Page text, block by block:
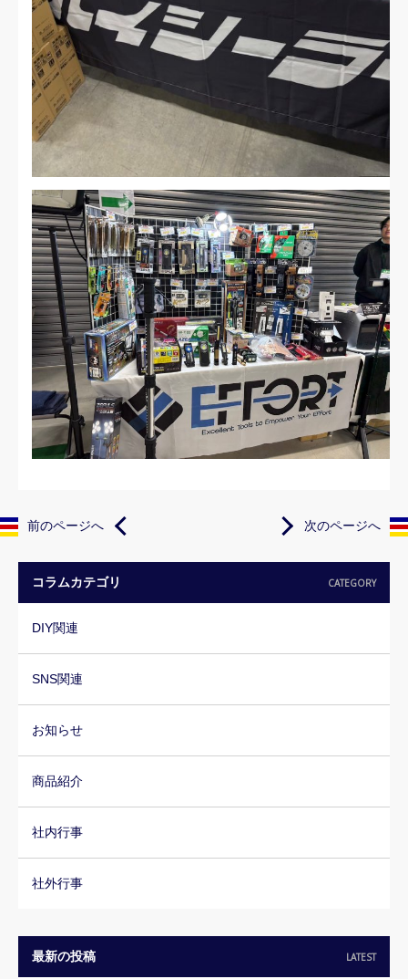
前のページへ 次のページへ
コラムカテゴリ CATEGORY
DIY関連
SNS関連
お知らせ
商品紹介
社内行事
社外行事
最新の投稿 LATEST